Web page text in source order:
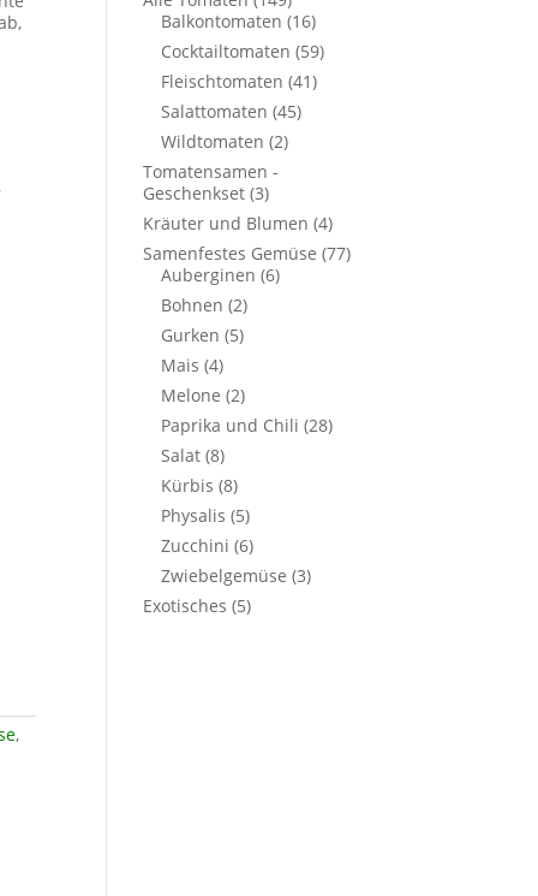
,
Balkontomaten (16)
Cocktailtomaten (59)
Fleischtomaten (41)
Salattomaten (45)
Wildtomaten (2)
Tomatensamen -
Geschenkset (3)
Kräuter und Blumen (4)
Samenfestes Gemüse (77)
Auberginen (6)
Bohnen (2)
Gurken (5)
Mais (4)
Melone (2)
Paprika und Chili (28)
Salat (8)
Kürbis (8)
Physalis (5)
Zucchini (6)
Zwiebelgemüse (3)
Exotisches (5)